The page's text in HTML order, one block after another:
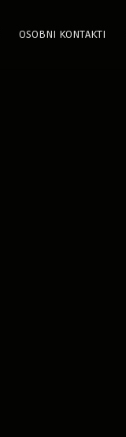
OSOBNI KONTAKTI